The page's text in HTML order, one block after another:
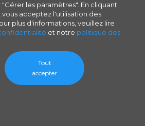
les paramètres". En cliquant
vous acceptez l'utilisation des
plus d'informations, veuillez lire
et notre politique des
Tout
accepter